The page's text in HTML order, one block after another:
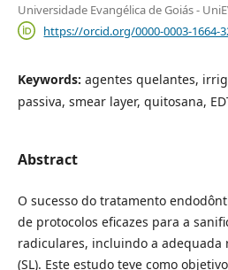
Universidade Evangélica de Goiás -
https://orcid.org/0000-0003-1664-
Keywords: agentes quelantes,
passiva, smear layer, quitosana,
Abstract
O sucesso do tratamento
de protocolos eficazes para a
radiculares, incluindo a adequada
(SL). Este estudo teve como